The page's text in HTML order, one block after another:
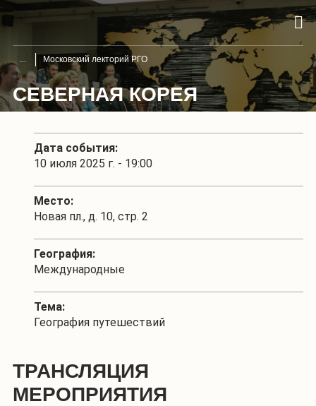
Московский лекторий РГО
СЕВЕРНАЯ КОРЕЯ
Дата события:
10 июля 2025 г. - 19:00
Место:
Новая пл., д. 10, стр. 2
География:
Международные
Тема:
География путешествий
ТРАНСЛЯЦИЯ
МЕРОПРИЯТИЯ